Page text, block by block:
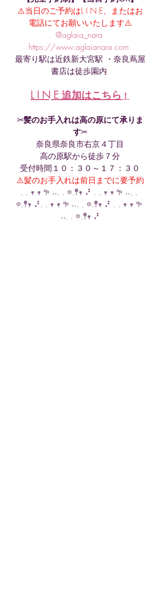
⚠️当日のご予約はL I N E、またはお
電話にてお願いいたします⚠️
@aglaia_nara
https://www.aglaianara.com
最寄り駅は近鉄新大宮駅 ・奈良蔦屋
書店は徒歩園内
L I N E 追加はこちら ！
✂︎髪のお手入れは高の原にて承りま
す✂︎
奈良県奈良市右京４丁目
高の原駅から徒歩７分
受付時間１０：３０～１７：３０
⚠️髪のお手入れは前日までに要予約
. . 𖥧 𖥧 𖧧 ˒˒. . 𖡼.𖤣𖥧 ⠜ . . 𖥧 𖥧 𖧧 ˒˒. .
𖡼.𖤣𖥧 ⠜. . 𖥧 𖥧 𖧧 ˒˒. . 𖡼.𖤣𖥧 ⠜ . . 𖥧 𖥧 𖧧
˒˒. . 𖡼.𖤣𖥧 ⠜